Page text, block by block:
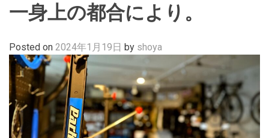
一身上の都合により。
Posted on 2024年1月19日 by shoya